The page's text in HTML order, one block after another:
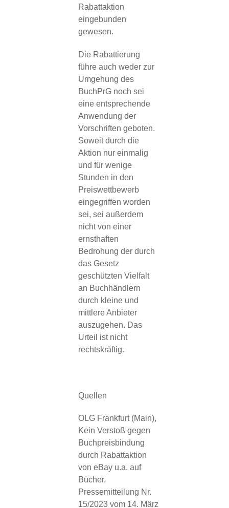
Rabattaktion
eingebunden
gewesen.
Die Rabattierung
führe auch weder zur
Umgehung des
BuchPrG noch sei
eine entsprechende
Anwendung der
Vorschriften geboten.
Soweit durch die
Aktion nur einmalig
und für wenige
Stunden in den
Preiswettbewerb
eingegriffen worden
sei, sei außerdem
nicht von einer
ernsthaften
Bedrohung der durch
das Gesetz
geschützten Vielfalt
an Buchhändlern
durch kleine und
mittlere Anbieter
auszugehen. Das
Urteil ist nicht
rechtskräftig.
Quellen
OLG Frankfurt (Main),
Kein Verstoß gegen
Buchpreisbindung
durch Rabattaktion
von eBay u.a. auf
Bücher,
Pressemitteilung Nr.
15/2023 vom 14. März